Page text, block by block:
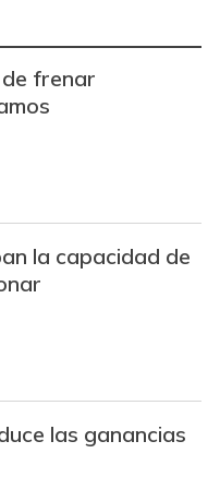
-14,73%
+21,29%
frenar
la capacidad de
las ganancias